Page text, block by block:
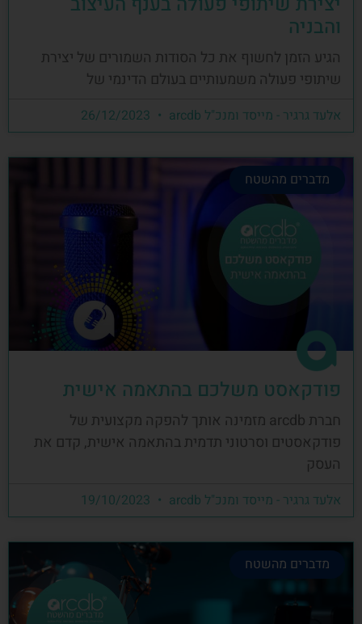
והבניה
הגיע הזמן לחשוף את כל הסודות השמורים של יצירת
שיתופי פעולה משמעותיים בעולם הדינמי של
אלעד גרגיר - מייסד ומנכ"ל arcdb
מדברים מהשטח
פודקאסט משלכם בהתאמה אישית
חברת arcdb מזמינה אותך להפקה מקצועית של
פודקאסטים וסרטוני תדמית בהתאמה אישית, קדם את
העסק
אלעד גרגיר - מייסד ומנכ"ל arcdb
מדברים מהשטח